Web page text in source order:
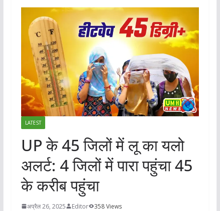
LATEST
UP के 45 जिलों में लू का यलो
अलर्ट: 4 जिलों में पारा पहुंचा 45
के करीब पहुंचा
अप्रैल 26, 2025 Editor 358 Views